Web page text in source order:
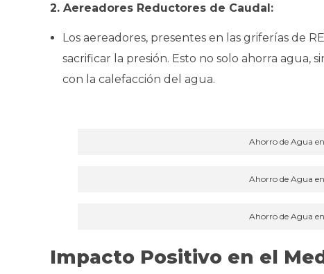
2. Aereadores Reductores de Caudal:
Los aereadores, presentes en las griferías de
sacrificar la presión. Esto no solo ahorra agua,
con la calefacción del agua.
Ahorro de Agua
Ahorro de Agua
Ahorro de Agua
Impacto Positivo en el